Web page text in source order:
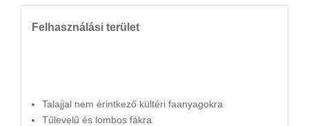
Felhasználási terület
Talajjal nem érintkező kültéri faanyagokra
Tűlevelű és lombos fákra